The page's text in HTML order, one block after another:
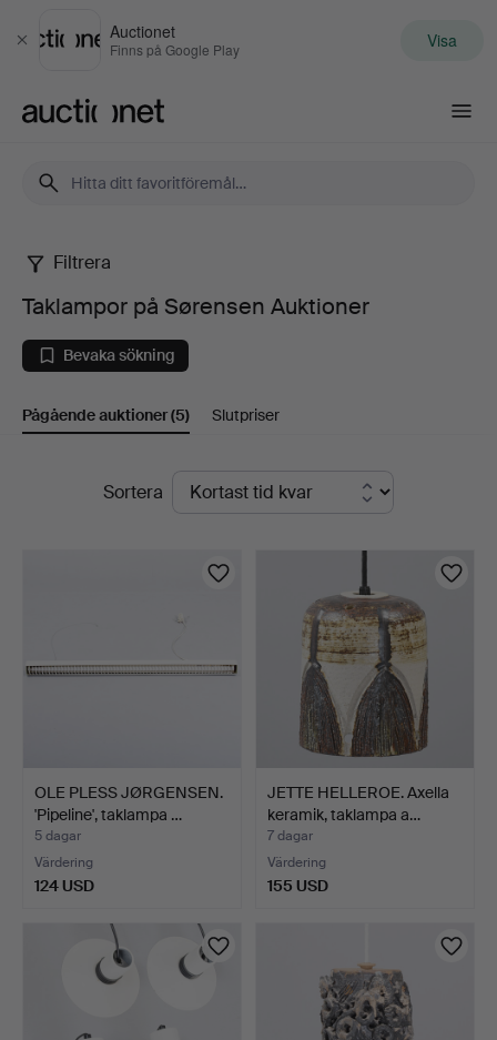
Stäng
Auctionet
Finns på Google Play Visa
Taklampor
på
Sørensen
Auktioner
Filtrera
Taklampor på Sørensen Auktioner
Bevaka sökning
Pågående auktioner(5) Slutpriser
PågåendeSortera
OLE PLESS JØRGENSEN.
'Pipeline', taklampa …
5 dagar
Värdering
124 USD
JETTE HELLEROE. Axella
keramik, taklampa a…
7 dagar
Värdering
155 USD